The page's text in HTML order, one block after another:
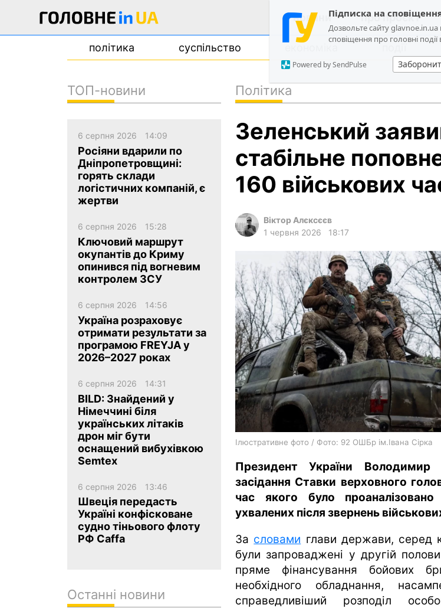
Підписка на
Дозвольте сайту glavnoe.in.ua
сповіщення про головні події
Powered by SendPulse
новини про проєкт
політика суспільство
події
харків
архів
en
Політика
Зеленський
стабільне
160 військових
Віктор Алєксєєв
1 червня 2026
18:17
Ілюстративне фото / Фото: 92 ОШБр ім.Івана Сірка
Президент України Володимир
засідання Ставки верховного
час якого було
ухвалених після звернень
За словами глави держави, серед
були запроваджені у другій
пряме фінансування бойових
необхідного обладнання,
справедливіший розподіл
ТОП-новини
6 серпня 2026 14:09
Росіяни вдарили по
Дніпропетровщині:
горять склади
логістичних компаній, є
жертви
6 серпня 2026 15:28
Ключовий маршрут
окупантів до Криму
опинився під вогневим
контролем ЗСУ
6 серпня 2026 14:56
Україна розраховує
отримати результати за
програмою FREYJA у
2026–2027 роках
6 серпня 2026 14:31
BILD: Знайдений у
Німеччині біля
українських літаків
дрон міг бути
оснащений вибухівкою
Semtex
6 серпня 2026 13:46
Швеція передасть
Україні конфісковане
судно тіньового флоту
РФ Caffa
Останні новини